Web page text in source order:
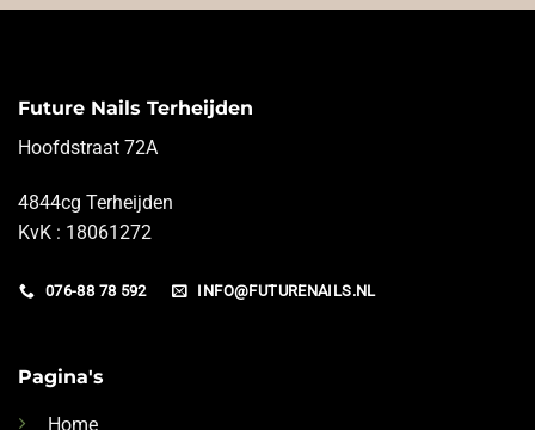
Future Nails Terheijden
Hoofdstraat 72A
4844cg Terheijden
KvK : 18061272
076-88 78 592 INFO@FUTURENAILS.NL
Pagina's
Home